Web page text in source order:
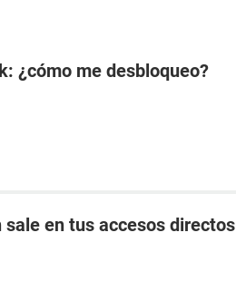
¿cómo me desbloqueo?
en tus accesos directos